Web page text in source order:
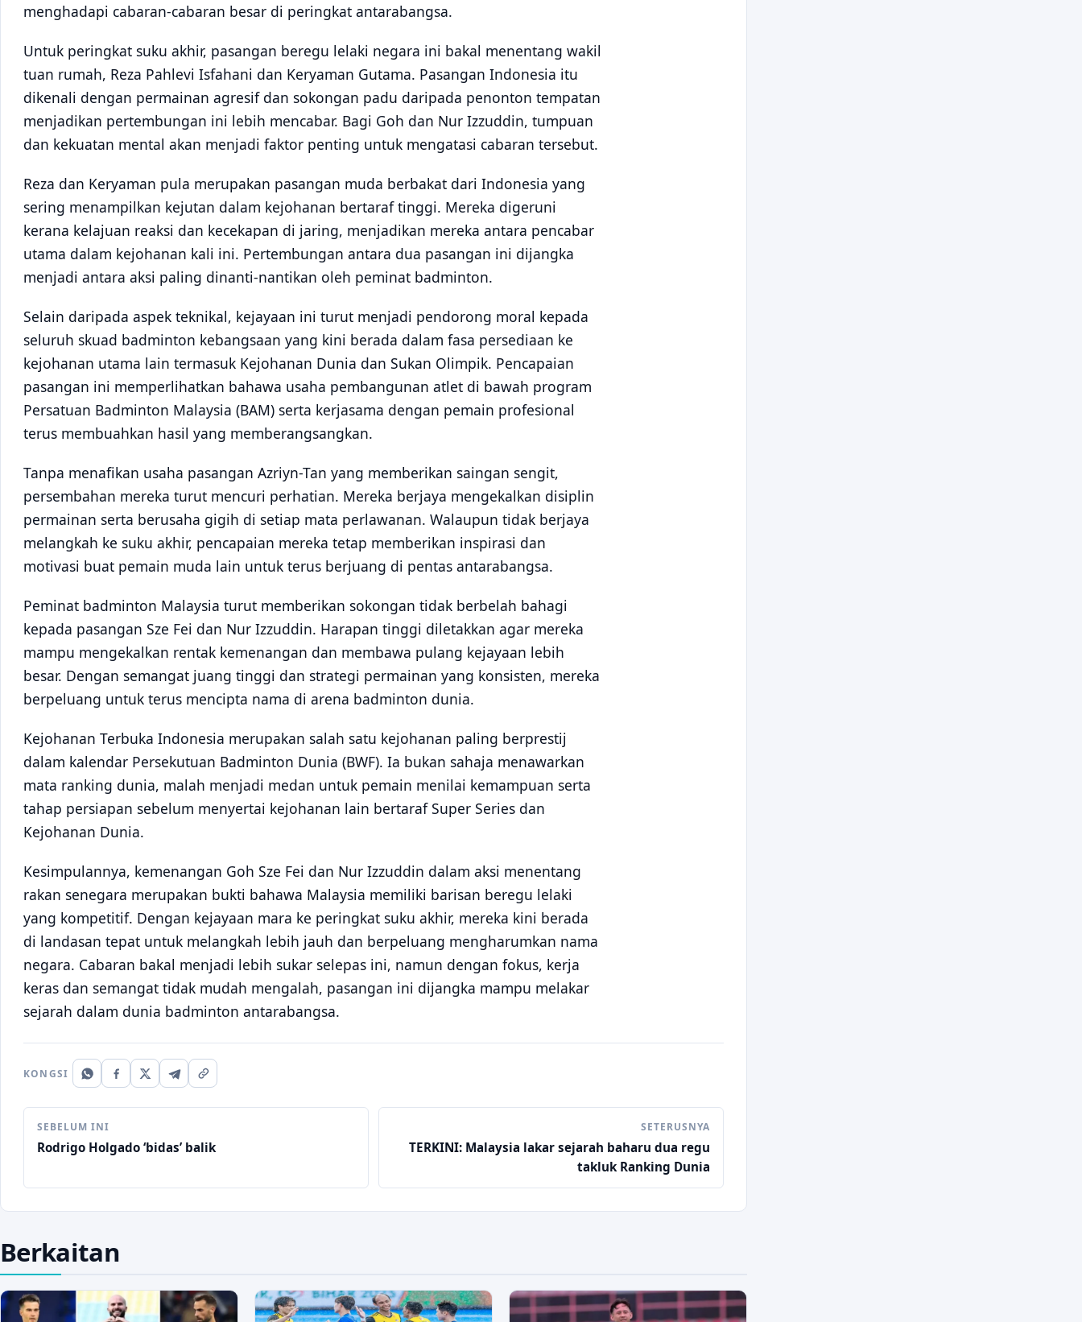
menghadapi cabaran-cabaran besar di peringkat antarabangsa.
Untuk peringkat suku akhir, pasangan beregu lelaki negara ini bakal menentang wakil
tuan rumah, Reza Pahlevi Isfahani dan Keryaman Gutama. Pasangan Indonesia itu
dikenali dengan permainan agresif dan sokongan padu daripada penonton tempatan
menjadikan pertembungan ini lebih mencabar. Bagi Goh dan Nur Izzuddin, tumpuan
dan kekuatan mental akan menjadi faktor penting untuk mengatasi cabaran tersebut.
Reza dan Keryaman pula merupakan pasangan muda berbakat dari Indonesia yang
sering menampilkan kejutan dalam kejohanan bertaraf tinggi. Mereka digeruni
kerana kelajuan reaksi dan kecekapan di jaring, menjadikan mereka antara pencabar
utama dalam kejohanan kali ini. Pertembungan antara dua pasangan ini dijangka
menjadi antara aksi paling dinanti-nantikan oleh peminat badminton.
Selain daripada aspek teknikal, kejayaan ini turut menjadi pendorong moral kepada
seluruh skuad badminton kebangsaan yang kini berada dalam fasa persediaan ke
kejohanan utama lain termasuk Kejohanan Dunia dan Sukan Olimpik. Pencapaian
pasangan ini memperlihatkan bahawa usaha pembangunan atlet di bawah program
Persatuan Badminton Malaysia (BAM) serta kerjasama dengan pemain profesional
terus membuahkan hasil yang memberangsangkan.
Tanpa menafikan usaha pasangan Azriyn-Tan yang memberikan saingan sengit,
persembahan mereka turut mencuri perhatian. Mereka berjaya mengekalkan disiplin
permainan serta berusaha gigih di setiap mata perlawanan. Walaupun tidak berjaya
melangkah ke suku akhir, pencapaian mereka tetap memberikan inspirasi dan
motivasi buat pemain muda lain untuk terus berjuang di pentas antarabangsa.
Peminat badminton Malaysia turut memberikan sokongan tidak berbelah bahagi
kepada pasangan Sze Fei dan Nur Izzuddin. Harapan tinggi diletakkan agar mereka
mampu mengekalkan rentak kemenangan dan membawa pulang kejayaan lebih
besar. Dengan semangat juang tinggi dan strategi permainan yang konsisten, mereka
berpeluang untuk terus mencipta nama di arena badminton dunia.
Kejohanan Terbuka Indonesia merupakan salah satu kejohanan paling berprestij
dalam kalendar Persekutuan Badminton Dunia (BWF). Ia bukan sahaja menawarkan
mata ranking dunia, malah menjadi medan untuk pemain menilai kemampuan serta
tahap persiapan sebelum menyertai kejohanan lain bertaraf Super Series dan
Kejohanan Dunia.
Kesimpulannya, kemenangan Goh Sze Fei dan Nur Izzuddin dalam aksi menentang
rakan senegara merupakan bukti bahawa Malaysia memiliki barisan beregu lelaki
yang kompetitif. Dengan kejayaan mara ke peringkat suku akhir, mereka kini berada
di landasan tepat untuk melangkah lebih jauh dan berpeluang mengharumkan nama
negara. Cabaran bakal menjadi lebih sukar selepas ini, namun dengan fokus, kerja
keras dan semangat tidak mudah mengalah, pasangan ini dijangka mampu melakar
sejarah dalam dunia badminton antarabangsa.
KONGSI
SEBELUM INI
Rodrigo Holgado ‘bidas’ balik
SETERUSNYA
TERKINI: Malaysia lakar sejarah baharu dua regu
takluk Ranking Dunia
Berkaitan